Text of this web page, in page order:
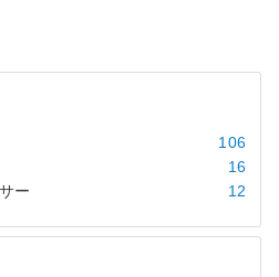
106
16
ー
12